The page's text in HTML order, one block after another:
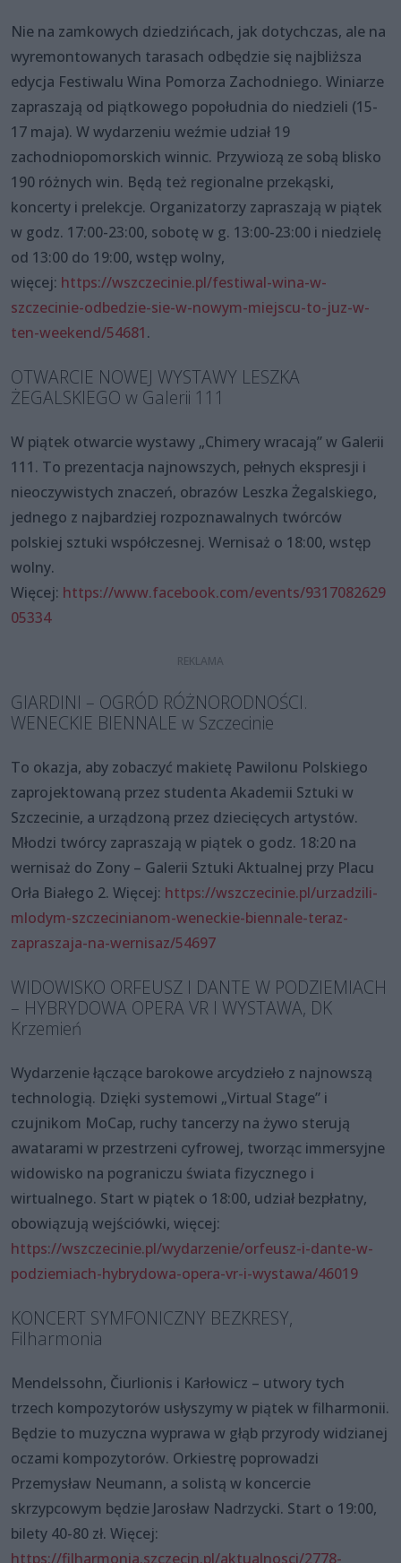
Nie na zamkowych dziedzińcach, jak dotychczas, ale na
wyremontowanych tarasach odbędzie się najbliższa
edycja Festiwalu Wina Pomorza Zachodniego. Winiarze
zapraszają od piątkowego popołudnia do niedzieli (15-
17 maja). W wydarzeniu weźmie udział 19
zachodniopomorskich winnic. Przywiozą ze sobą blisko
190 różnych win. Będą też regionalne przekąski,
koncerty i prelekcje. Organizatorzy zapraszają w piątek
w godz. 17:00-23:00, sobotę w g. 13:00-23:00 i niedzielę
od 13:00 do 19:00, wstęp wolny,
więcej: https://wszczecinie.pl/festiwal-wina-w-
szczecinie-odbedzie-sie-w-nowym-miejscu-to-juz-w-
ten-weekend/54681.
OTWARCIE NOWEJ WYSTAWY LESZKA
ŻEGALSKIEGO w Galerii 111
W piątek otwarcie wystawy „Chimery wracają” w Galerii
111. To prezentacja najnowszych, pełnych ekspresji i
nieoczywistych znaczeń, obrazów Leszka Żegalskiego,
jednego z najbardziej rozpoznawalnych twórców
polskiej sztuki współczesnej. Wernisaż o 18:00, wstęp
wolny.
Więcej: https://www.facebook.com/events/9317082629
05334
GIARDINI – OGRÓD RÓŻNORODNOŚCI.
WENECKIE BIENNALE w Szczecinie
To okazja, aby zobaczyć makietę Pawilonu Polskiego
zaprojektowaną przez studenta Akademii Sztuki w
Szczecinie, a urządzoną przez dziecięcych artystów.
Młodzi twórcy zapraszają w piątek o godz. 18:20 na
wernisaż do Zony – Galerii Sztuki Aktualnej przy Placu
Orła Białego 2. Więcej: https://wszczecinie.pl/urzadzili-
mlodym-szczecinianom-weneckie-biennale-teraz-
zapraszaja-na-wernisaz/54697
WIDOWISKO ORFEUSZ I DANTE W PODZIEMIACH
– HYBRYDOWA OPERA VR I WYSTAWA, DK
Krzemień
Wydarzenie łączące barokowe arcydzieło z najnowszą
technologią. Dzięki systemowi „Virtual Stage” i
czujnikom MoCap, ruchy tancerzy na żywo sterują
awatarami w przestrzeni cyfrowej, tworząc immersyjne
widowisko na pograniczu świata fizycznego i
wirtualnego. Start w piątek o 18:00, udział bezpłatny,
obowiązują wejściówki, więcej:
https://wszczecinie.pl/wydarzenie/orfeusz-i-dante-w-
podziemiach-hybrydowa-opera-vr-i-wystawa/46019
KONCERT SYMFONICZNY BEZKRESY,
Filharmonia
Mendelssohn, Čiurlionis i Karłowicz – utwory tych
trzech kompozytorów usłyszymy w piątek w filharmonii.
Będzie to muzyczna wyprawa w głąb przyrody widzianej
oczami kompozytorów. Orkiestrę poprowadzi
Przemysław Neumann, a solistą w koncercie
skrzypcowym będzie Jarosław Nadrzycki. Start o 19:00,
bilety 40-80 zł. Więcej:
https://filharmonia.szczecin.pl/aktualnosci/2778-